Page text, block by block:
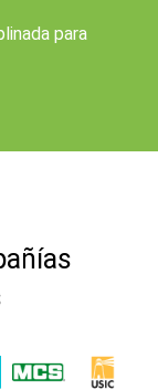
para